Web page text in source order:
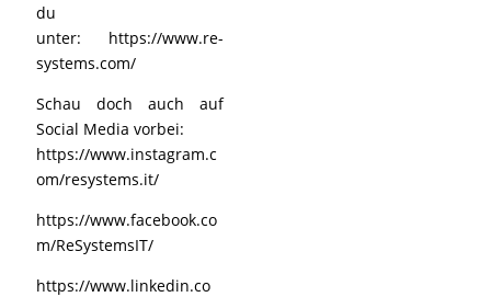
du
unter: https://www.re-
systems.com/
Schau doch auch auf
Social Media vorbei:
https://www.instagram.c
om/resystems.it/
https://www.facebook.co
m/ReSystemsIT/
https://www.linkedin.co